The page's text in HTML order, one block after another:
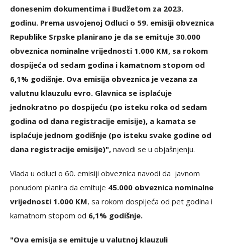
donesenim dokumentima i Budžetom za 2023.
godinu. Prema usvojenoj Odluci o 59. emisiji obveznica
Republike Srpske planirano je da se emituje 30.000
obveznica nominalne vrijednosti 1.000 KM, sa rokom
dospijeća od sedam godina i kamatnom stopom od
6,1% godišnje. Ova emisija obveznica je vezana za
valutnu klauzulu evro. Glavnica se isplaćuje
jednokratno po dospijeću (po isteku roka od sedam
godina od dana registracije emisije), a kamata se
isplaćuje jednom godišnje (po isteku svake godine od
dana registracije emisije)", navodi se u objašnjenju.
Vlada u odluci o 60. emisiji obveznica navodi da javnom
ponudom planira da emituje 45.000 obveznica nominalne
vrijednosti 1.000 KM, sa rokom dospijeća od pet godina i
kamatnom stopom od 6,1% godišnje.
"Ova emisija se emituje u valutnoj klauzuli